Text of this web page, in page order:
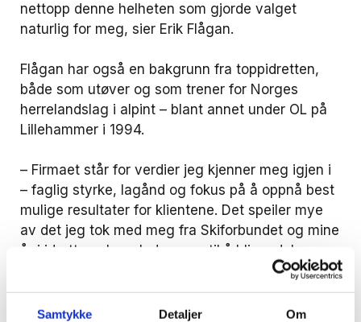
Samtykke Detaljer Om
nettopp denne helheten som gjorde valget
naturlig for meg, sier Erik Flågan.
Flågan har også en bakgrunn fra toppidretten,
både som utøver og som trener for Norges
herrelandslag i alpint – blant annet under OL på
Lillehammer i 1994.
– Firmaet står for verdier jeg kjenner meg igjen i
– faglig styrke, lagånd og fokus på å oppnå best
mulige resultater for klientene. Det speiler mye
av det jeg tok med meg fra Skiforbundet og mine
år i idretten. Jeg gleder meg til å bli en del av
Fagmiljø i vekst